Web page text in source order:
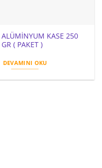
ALÜMİNYUM KASE 250
GR ( PAKET )
DEVAMINI OKU